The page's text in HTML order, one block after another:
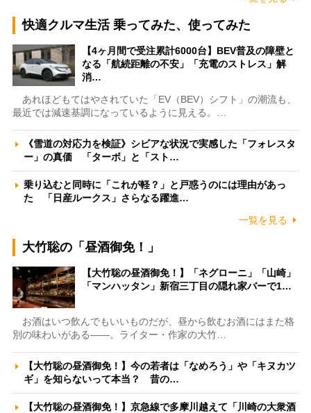
快適クルマ生活 乗ってみた、使ってみた
【4ヶ月間で受注累計6000台】BEV普及の障壁と
なる「航続距離の不安」「充電のストレス」解
消…
あれほどもてはやされていた「EV（BEV）シフト」の潮流も、
最近では減速基調になっているように見える。…
《雪道の対応力を検証》シビアな状況で実感した「フォレスタ
ー」の真価 「ターボ」と「スト…
乗り込むと同時に「これが軽？」と戸惑うのには理由があっ
た 「日産ルークス」さらなる躍進…
一覧を見る
大竹聡の「昼酒御免！」
【大竹聡の昼酒御免！】「ネグローニ」「山崎」
「マンハッタン」新宿三丁目の隠れ家バーで1…
お酒はいつ飲んでもいいものだが、昼から飲むお酒にはまた格
別の味わいがある――。ライター・作家の大竹…
【大竹聡の昼酒御免！】今の若者は「なめろう」や「キヌカツ
ギ」を知らないって本当？ 昔の…
【大竹聡の昼酒御免！】京急線で多摩川越えて「川崎の大衆酒